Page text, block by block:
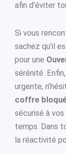
afin d’éviter
Si vous
sachez qu’il
pour une
sérénité.
urgente,
coffre
sécurisé à
temps. Dans
la réactivité